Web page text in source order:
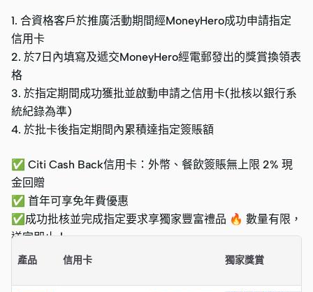
1. 合資格客戶於推廣活動期間經MoneyHero成功申請指定
信用卡
2. 於7日內填寫及遞交MoneyHero經電郵發出的獎賞換領表
格
3. 於指定期間成功獲批並啟動申請之信用卡(批核以銀行系
統紀錄為準)
4. 於批卡後指定期間內累積達指定簽賬額
✅ Citi Cash Back信用卡：外幣、餐飲簽賬無上限 2% 現
金回贈
✅ 首年可享免年費優惠
✅成功批核並完成指定要求享獨家豐富禮品 🔥 數量有限，
送完即止！
產品 信用卡 獨家獎賞